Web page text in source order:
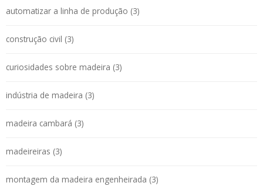
automatizar a linha de produção (3)
construção civil (3)
curiosidades sobre madeira (3)
indústria de madeira (3)
madeira cambará (3)
madeireiras (3)
montagem da madeira engenheirada (3)